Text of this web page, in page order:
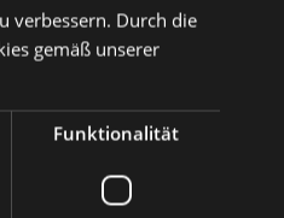
Er durfte sogar ganz
verbessern. Durch die
gemäß unserer
Funktionalität